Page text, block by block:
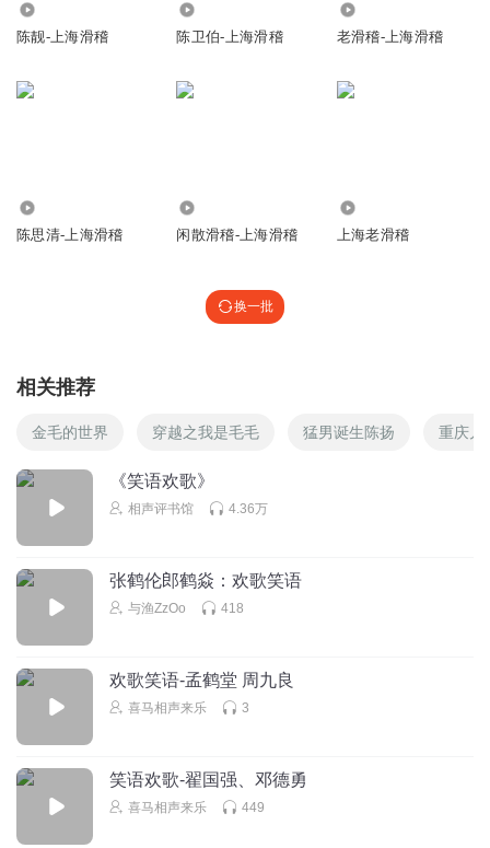
陈靓-上海滑稽 陈卫伯-上海滑稽 老滑稽-上海滑稽
陈思清-上海滑稽 闲散滑稽-上海滑稽 上海老滑稽
换一批
相关推荐
金毛的世界 穿越之我是毛毛 猛男诞生陈扬 重庆儿
《笑语欢歌》
相声评书馆 4.36万
张鹤伦郎鹤焱：欢歌笑语
与渔ZzOo 418
欢歌笑语-孟鹤堂 周九良
喜马相声来乐 3
笑语欢歌-翟国强、邓德勇
喜马相声来乐 449